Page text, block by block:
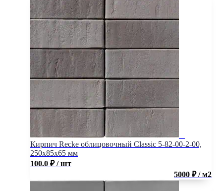
Кирпич Recke облицовочный Classic 5-82-00-2-00,
250x85x65 мм
100.0 ₽ / шт
5000 ₽ / м2